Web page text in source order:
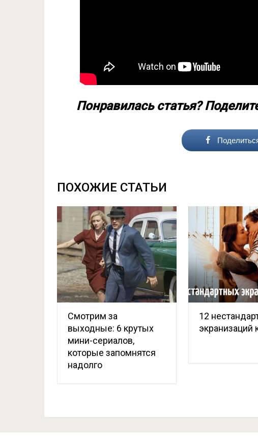
Понравилась статья?
ПОХОЖИЕ СТАТЬИ
Смотрим за
выходные: 6 крутых
мини-сериалов,
которые запомнятся
надолго
12
экранизаций